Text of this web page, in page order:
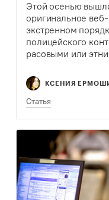
Этой осенью
оригинальное
экстренном
полицейского
расовыми или
КСЕНИЯ
Статья